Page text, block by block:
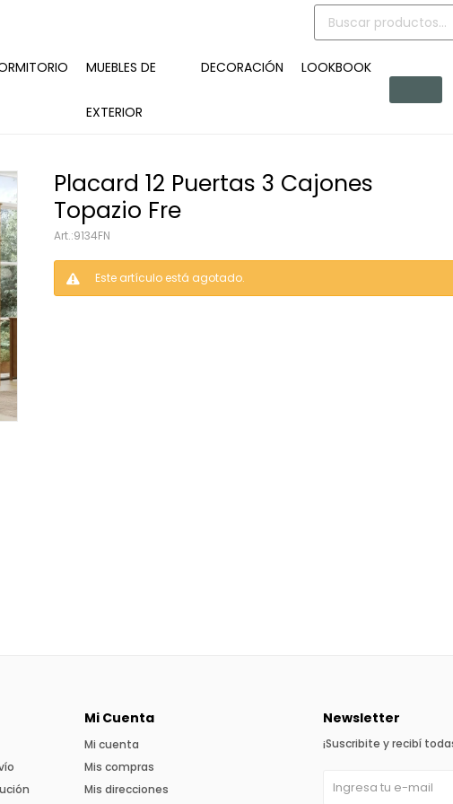
MUEBLES DE
EXTERIOR
DECORACIÓN LOOKBOOK
Placard 12 Puertas 3 Cajones
Topazio Fre
9134FN
Este artículo está agotado.
Mi Cuenta
Mi cuenta
Mis compras
Mis direcciones
Newsletter
¡Suscribite y recibí